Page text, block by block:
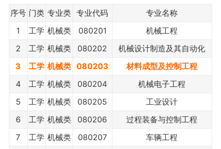
序号 门类 专业类 专业代码
专业名称
1
工学 机械类 080201
机械工程
2
工学 机械类 080202
机械设计制造及其自动化
3
工学 机械类 080203
材料成型及控制工程
4
工学 机械类 080204
机械电子工程
5
工学 机械类 080205
工业设计
6
工学 机械类 080206
过程装备与控制工程
7
工学 机械类 080207
车辆工程